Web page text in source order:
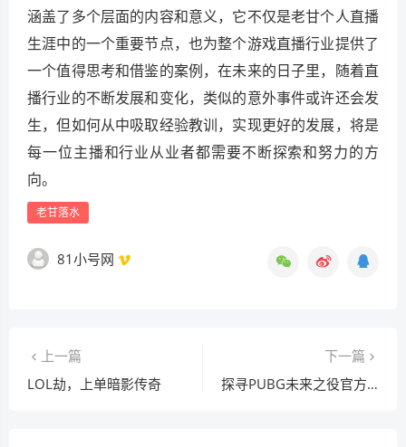
涵盖了多个层面的内容和意义，它不仅是老甘个人直播
生涯中的一个重要节点，也为整个游戏直播行业提供了
一个值得思考和借鉴的案例，在未来的日子里，随着直
播行业的不断发展和变化，类似的意外事件或许还会发
生，但如何从中吸取经验教训，实现更好的发展，将是
每一位主播和行业从业者都需要不断探索和努力的方
向。
老甘落水
81小号网
上一篇
LOL劫，上单暗影传奇
下一篇
探寻PUBG未来之役官方，上线时间与发展背后力量